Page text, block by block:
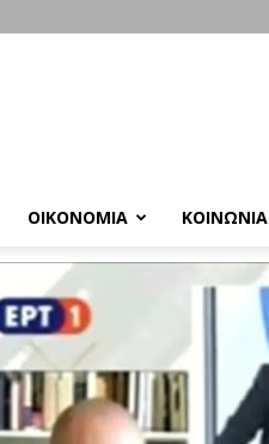
ΟΙΚΟΝΟΜΙΑ ΚΟΙΝΩΝΙΑ